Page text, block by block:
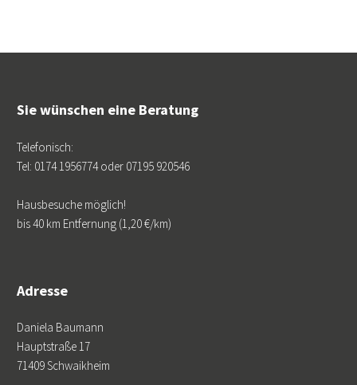
Sie wünschen eine Beratung
Telefonisch:
Tel: 0174 1956774 oder 07195 920546
Hausbesuche möglich!
bis 40 km Entfernung (1,20 €/km)
Adresse
Daniela Baumann
Hauptstraße 17
71409 Schwaikheim